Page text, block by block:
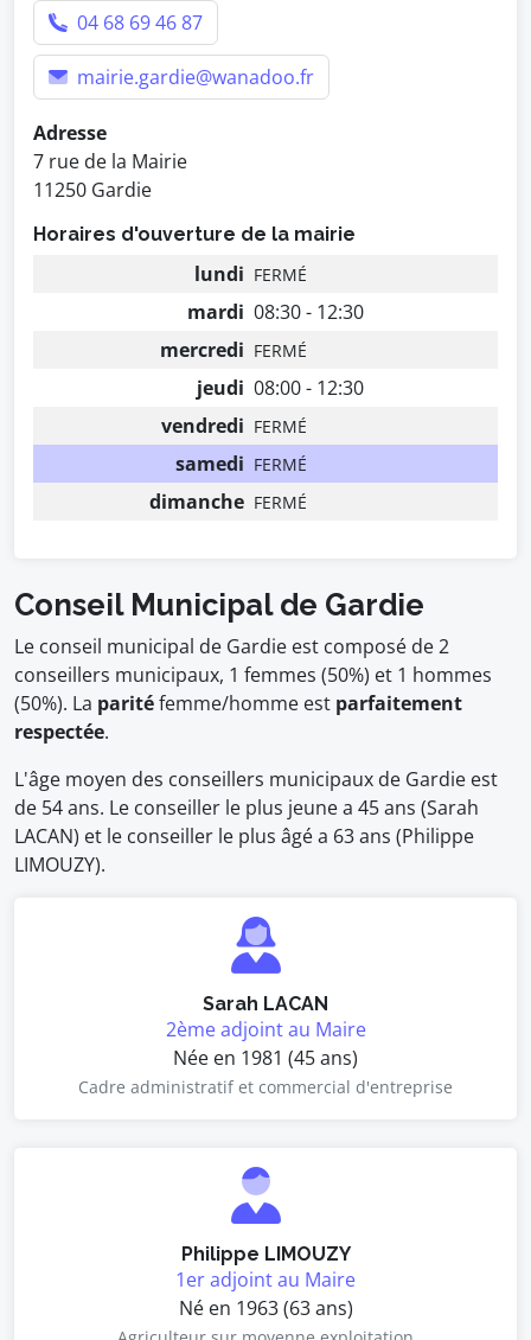
04 68 69 46 87
mairie.gardie@wanadoo.fr
Adresse
7 rue de la Mairie
11250 Gardie
Horaires d'ouverture de la mairie
lundi FERMÉ
mardi 08:30 - 12:30
mercredi FERMÉ
jeudi 08:00 - 12:30
vendredi FERMÉ
samedi FERMÉ
dimanche FERMÉ
Conseil Municipal de Gardie
Le conseil municipal de Gardie est composé de 2
conseillers municipaux, 1 femmes (50%) et 1 hommes
(50%). La paritéfemme/homme est parfaitement
respectée.
L'âge moyen des conseillers municipaux de Gardie est
de 54 ans. Le conseiller le plus jeune a 45 ans (Sarah
LACAN) et le conseiller le plus âgé a 63 ans (Philippe
LIMOUZY).
Sarah LACAN
2ème adjoint au Maire
Née en 1981 (45 ans)
Cadre administratif et commercial d'entreprise
Philippe LIMOUZY
1er adjoint au Maire
Né en 1963 (63 ans)